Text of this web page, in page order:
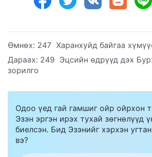
Өмнөх: 247 Харанхуйд байгаа
Дараах: 249 Эцсийн өдрүүд дэх
зорилго
Одоо үед гай гамшиг ойр ойрхон
Эзэн эргэн ирэх тухай зөгнөлүүд
биелсэн. Бид Эзэнийг хэрхэн
вэ?